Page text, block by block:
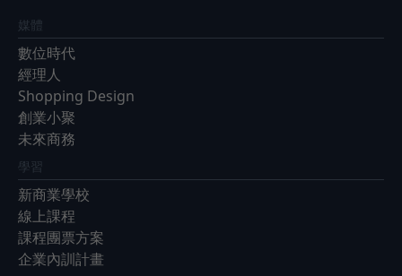
媒體
數位時代
經理人
Shopping Design
創業小聚
未來商務
學習
新商業學校
線上課程
課程團票方案
企業內訓計畫